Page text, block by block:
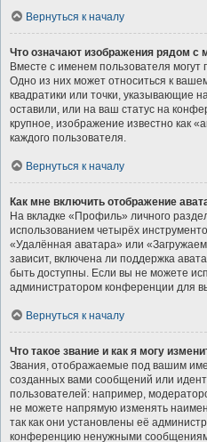
Вернуться к началу
Что означают изображения рядом с
Вместе с именем пользователя могут
Одно из них может относиться к
квадратики или точки, указывающие
оставили, или на ваш статус на
крупное, изображение известно как
каждого пользователя.
Вернуться к началу
Как мне включить отображение
На вкладке «Профиль» личного
использованием четырёх
«Удалённая аватара» или
зависит, включена ли поддержка
быть доступны. Если вы не можете
администратором конференции для
Вернуться к началу
Что такое звание и как я могу
Звания, отображаемые под вашим
созданных вами сообщений или
пользователей: например,
не можете напрямую изменять
так как они установлены её
конференцию ненужными